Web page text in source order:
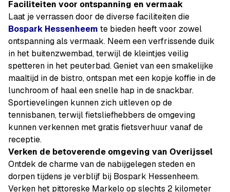
Faciliteiten voor ontspanning en vermaak
Laat je verrassen door de diverse faciliteiten die
Bospark Hessenheem te bieden heeft voor zowel
ontspanning als vermaak. Neem een verfrissende duik
in het buitenzwembad, terwijl de kleintjes veilig
spetteren in het peuterbad. Geniet van een smakelijke
maaltijd in de bistro, ontspan met een kopje koffie in de
lunchroom of haal een snelle hap in de snackbar.
Sportievelingen kunnen zich uitleven op de
tennisbanen, terwijl fietsliefhebbers de omgeving
kunnen verkennen met gratis fietsverhuur vanaf de
receptie.
Verken de betoverende omgeving van Overijssel
Ontdek de charme van de nabijgelegen steden en
dorpen tijdens je verblijf bij Bospark Hessenheem.
Verken het pittoreske Markelo op slechts 2 kilometer